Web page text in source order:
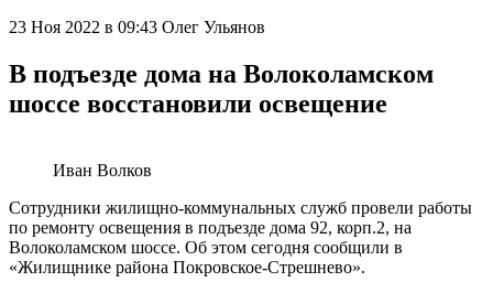
23 Ноя 2022 в 09:43 Олег Ульянов
В подъезде дома на Волоколамском
шоссе восстановили освещение
Иван Волков
Сотрудники жилищно-коммунальных служб провели работы
по ремонту освещения в подъезде дома 92, корп.2, на
Волоколамском шоссе. Об этом сегодня сообщили в
«Жилищнике района Покровское-Стрешнево».